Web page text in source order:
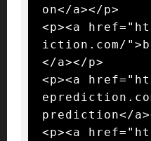
on</a></p>
<p><a
iction.com/
</a></p>
<p><a
prediction</
<p><a